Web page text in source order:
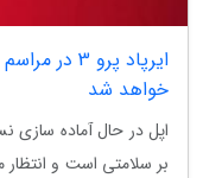
ایرپاد
خواهد شد
اپل در حال آماده سازی